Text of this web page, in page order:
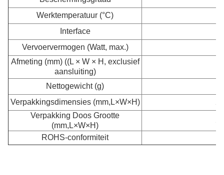
Werktemperatuur (°C)
Interface
Vervoervermogen (Watt, max.)
Afmeting (mm) ((L × W × H, exclusief
aansluiting)
Nettogewicht (g)
Verpakkingsdimensies (mm,L×W×H)
Verpakking Doos Grootte
(mm,L×W×H)
ROHS-conformiteit